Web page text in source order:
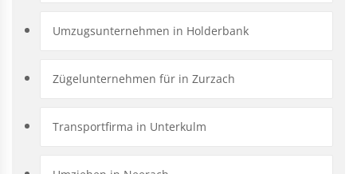
Umzugsunternehmen in Holderbank
Zügelunternehmen für in Zurzach
Transportfirma in Unterkulm